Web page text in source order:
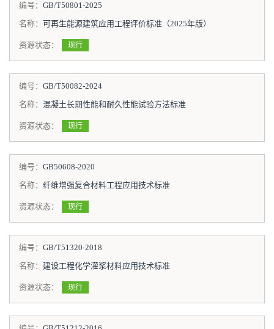
编号： GB/T50801-2025
名称： 可再生能源建筑应用工程评价标准（2025年版）
资源状态： 现行
编号： GB/T50082-2024
名称： 混凝土长期性能和耐久性能试验方法标准
资源状态： 现行
编号： GB50608-2020
名称： 纤维增强复合材料工程应用技术标准
资源状态： 现行
编号： GB/T51320-2018
名称： 建设工程化学灌浆材料应用技术标准
资源状态： 现行